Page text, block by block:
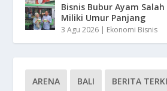
Bisnis Bubur Ayam
Miliki Umur Panjang
3 Agu 2026 | Ekonomi Bisnis
ARENA BALI BERITA